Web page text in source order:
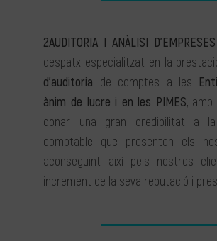
2AUDITORIA I ANÀLISI
despatx especialitzat en la
d’auditoria de comptes a les
ànim de lucre i en les PIMES, amb
donar una gran credibilitat a la
comptable que presenten els
aconseguint així pels nostres
increment de la seva reputació i